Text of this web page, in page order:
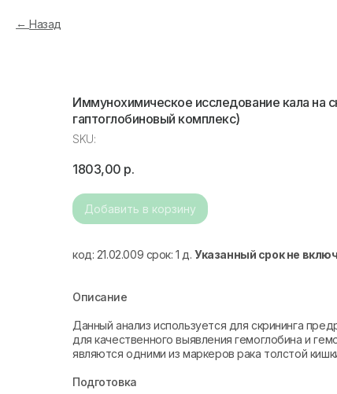
Назад
Иммунохимическое исследование кала на
гаптоглобиновый комплекс)
SKU:
1803,00 р.
Добавить в корзину
код: 21.02.009 срок: 1 д.Указанный срок не
Описание
Данный анализ используется для скрининга
для качественного выявления гемоглобина и
являются одними из маркеров рака толстой
Подготовка